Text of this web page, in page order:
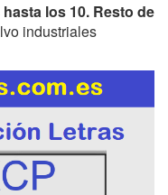
los 10. Resto de
industriales